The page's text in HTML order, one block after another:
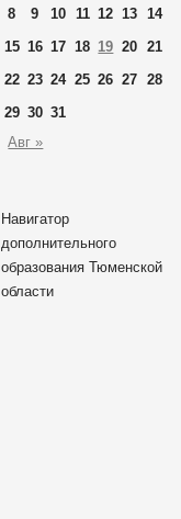
8
9 10 11 12 13
14
15 16 17 18 19 20
21
22 23 24 25 26 27
28
29 30 31
Авг »
Навигатор
дополнительного
образования Тюменской
области